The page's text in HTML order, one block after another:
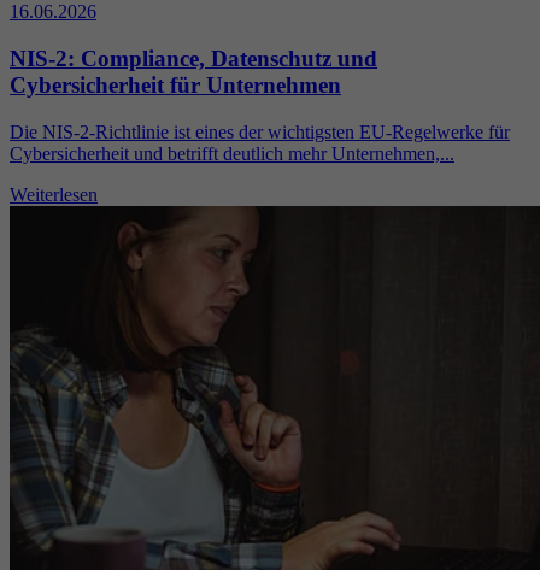
16.06.2026
NIS-2: Compliance, Datenschutz und
Cybersicherheit für Unternehmen
Die NIS-2-Richtlinie ist eines der wichtigsten EU-Regelwerke für
Cybersicherheit und betrifft deutlich mehr Unternehmen,...
Weiterlesen